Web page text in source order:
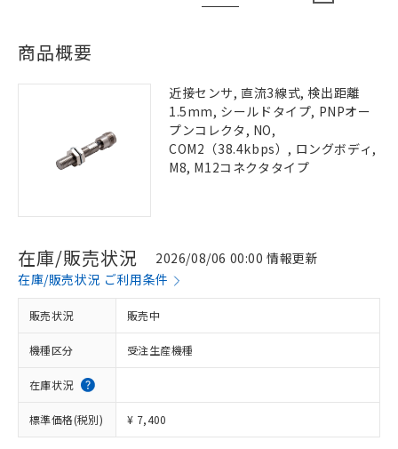
商品概要
近接センサ, 直流3線式, 検出距離
1.5mm, シールドタイプ, PNPオー
プンコレクタ, NO,
COM2（38.4kbps）, ロングボディ,
M8, M12コネクタタイプ
在庫/販売状況
2026/08/06 00:00 情報更新
在庫/販売状況 ご利用条件
販売状況 販売中
機種区分 受注生産機種
在庫状況
標準価格(税別) ¥ 7,400